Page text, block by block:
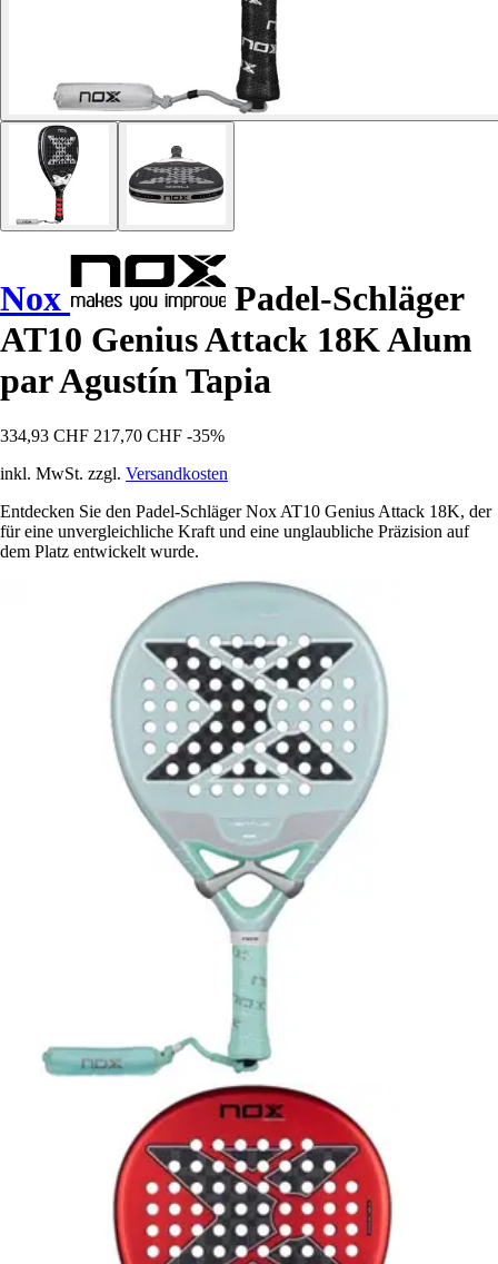
Nox
Padel-Schläger
AT10 Genius Attack 18K Alum
par Agustín Tapia
334,93 CHF 217,70 CHF -35%
inkl. MwSt. zzgl. Versandkosten
Entdecken Sie den Padel-Schläger Nox AT10 Genius Attack 18K, der
für eine unvergleichliche Kraft und eine unglaubliche Präzision auf
dem Platz entwickelt wurde.